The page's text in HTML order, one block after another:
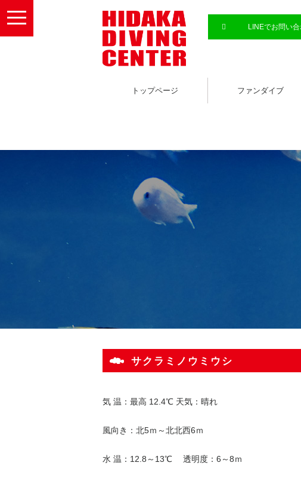
toggle
navigation
LINEでお問い
トップページ ファンダイブ
サクラミノウミウシ
気 温：最高 12.4℃ 天気：晴れ
風向き：北5ｍ～北北西6ｍ
水 温：12.8～13℃ 透明度：6～8ｍ